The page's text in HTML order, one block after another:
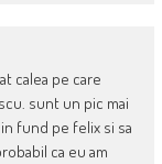
calea pe care
sunt un pic mai
fund pe felix si sa
ca eu am